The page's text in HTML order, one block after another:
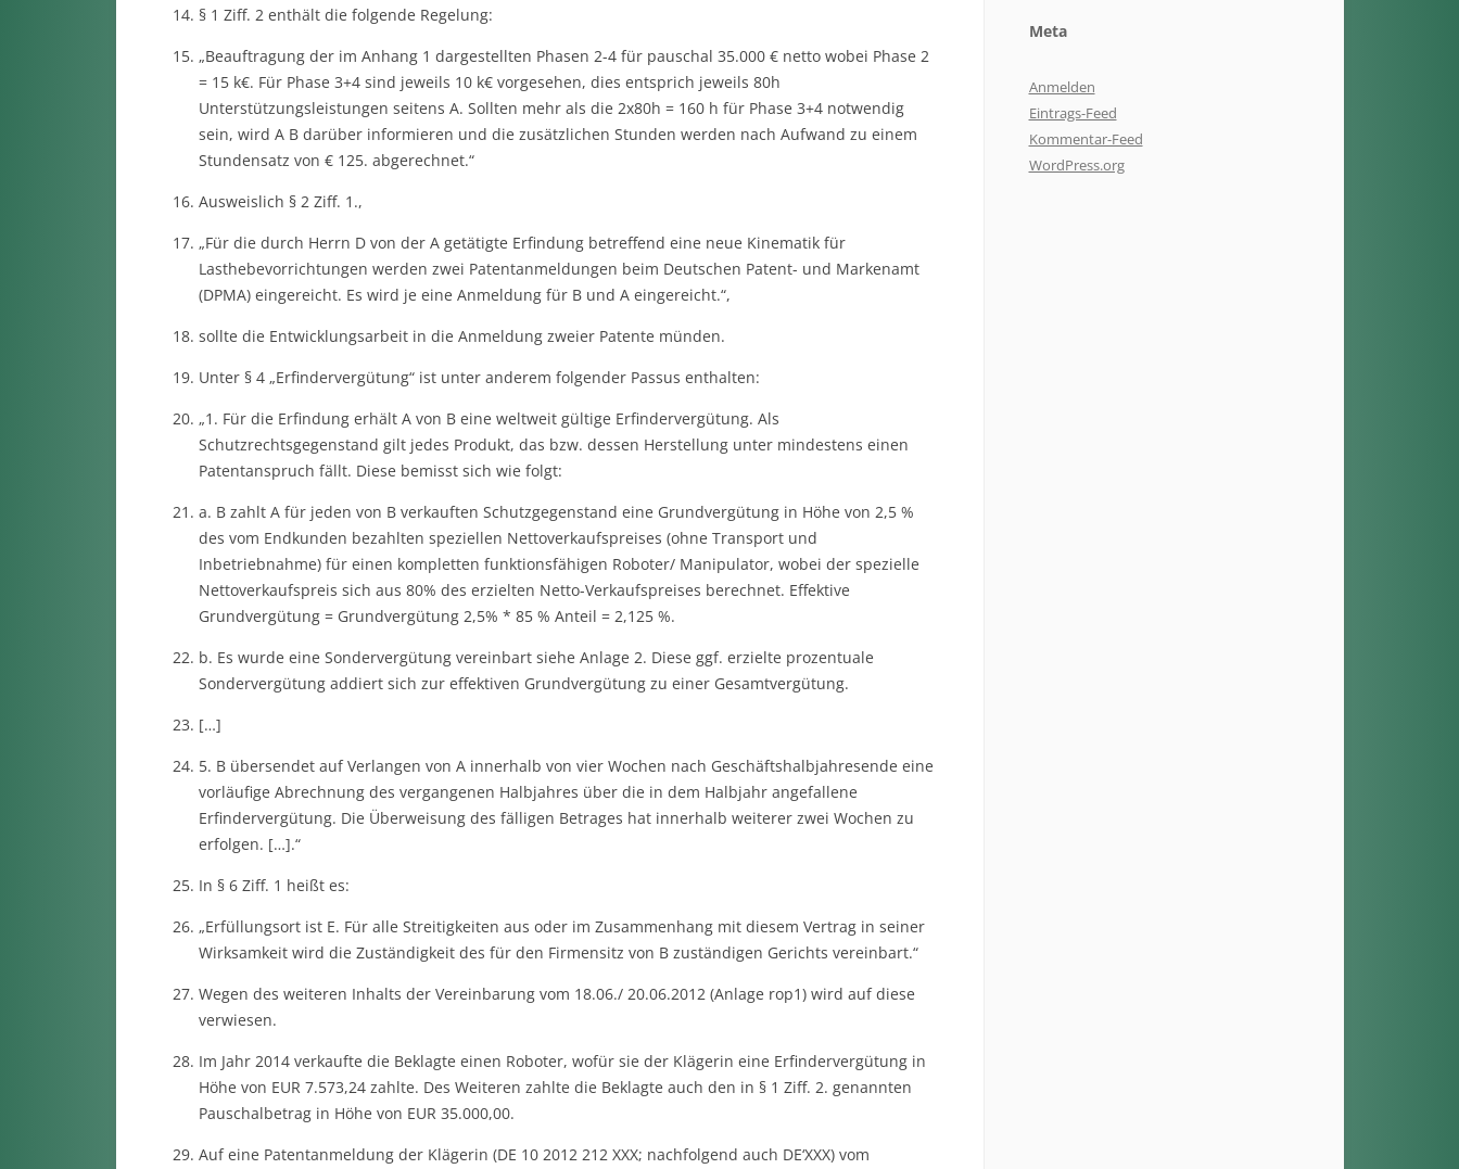
§ 1 Ziff. 2 enthält die folgende Regelung:
„Beauftragung der im Anhang 1 dargestellten Phasen 2-4 für pauschal 35.000 € netto wobei Phase 2
= 15 k€. Für Phase 3+4 sind jeweils 10 k€ vorgesehen, dies entsprich jeweils 80h
Unterstützungsleistungen seitens A. Sollten mehr als die 2x80h = 160 h für Phase 3+4 notwendig
sein, wird A B darüber informieren und die zusätzlichen Stunden werden nach Aufwand zu einem
Stundensatz von € 125. abgerechnet.“
Ausweislich § 2 Ziff. 1.,
„Für die durch Herrn D von der A getätigte Erfindung betreffend eine neue Kinematik für
Lasthebevorrichtungen werden zwei Patentanmeldungen beim Deutschen Patent- und Markenamt
(DPMA) eingereicht. Es wird je eine Anmeldung für B und A eingereicht.“,
sollte die Entwicklungsarbeit in die Anmeldung zweier Patente münden.
Unter § 4 „Erfindervergütung“ ist unter anderem folgender Passus enthalten:
„1. Für die Erfindung erhält A von B eine weltweit gültige Erfindervergütung. Als
Schutzrechtsgegenstand gilt jedes Produkt, das bzw. dessen Herstellung unter mindestens einen
Patentanspruch fällt. Diese bemisst sich wie folgt:
a. B zahlt A für jeden von B verkauften Schutzgegenstand eine Grundvergütung in Höhe von 2,5 %
des vom Endkunden bezahlten speziellen Nettoverkaufspreises (ohne Transport und
Inbetriebnahme) für einen kompletten funktionsfähigen Roboter/ Manipulator, wobei der spezielle
Nettoverkaufspreis sich aus 80% des erzielten Netto-Verkaufspreises berechnet. Effektive
Grundvergütung = Grundvergütung 2,5% * 85 % Anteil = 2,125 %.
b. Es wurde eine Sondervergütung vereinbart siehe Anlage 2. Diese ggf. erzielte prozentuale
Sondervergütung addiert sich zur effektiven Grundvergütung zu einer Gesamtvergütung.
[…]
5. B übersendet auf Verlangen von A innerhalb von vier Wochen nach Geschäftshalbjahresende eine
vorläufige Abrechnung des vergangenen Halbjahres über die in dem Halbjahr angefallene
Erfindervergütung. Die Überweisung des fälligen Betrages hat innerhalb weiterer zwei Wochen zu
erfolgen. […].“
In § 6 Ziff. 1 heißt es:
„Erfüllungsort ist E. Für alle Streitigkeiten aus oder im Zusammenhang mit diesem Vertrag in seiner
Wirksamkeit wird die Zuständigkeit des für den Firmensitz von B zuständigen Gerichts vereinbart.“
Wegen des weiteren Inhalts der Vereinbarung vom 18.06./ 20.06.2012 (Anlage rop1) wird auf diese
verwiesen.
Im Jahr 2014 verkaufte die Beklagte einen Roboter, wofür sie der Klägerin eine Erfindervergütung in
Höhe von EUR 7.573,24 zahlte. Des Weiteren zahlte die Beklagte auch den in § 1 Ziff. 2. genannten
Pauschalbetrag in Höhe von EUR 35.000,00.
Auf eine Patentanmeldung der Klägerin (DE 10 2012 212 XXX; nachfolgend auch DE‘XXX) vom
Meta
Anmelden
Eintrags-Feed
Kommentar-Feed
WordPress.org